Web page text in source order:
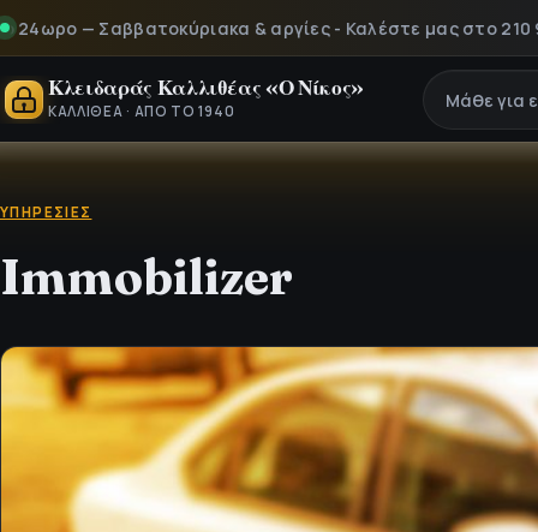
— Σαββατοκύριακα & αργίες - Καλέστε μας στο 210 95 33
Κλειδαράς Καλλιθέας «Ο Νίκος»
ΚΑΛΛΙΘΈΑ · ΑΠΌ ΤΟ 1940 Μάθε για
ΥΠΗΡΕΣΊΕΣ
Immobilizer